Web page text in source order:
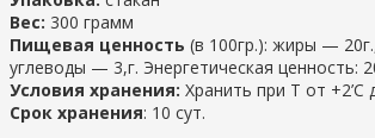
Вес: 300 грамм
Пищевая ценность (в 100гр.): жиры —
углеводы — 3,г. Энергетическая ценность:
Условия хранения: Хранить при Т от +2’С
Срок хранения: 10 сут.